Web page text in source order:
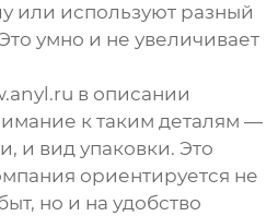
или используют разный
умно и не увеличивает
в описании
к таким деталям —
и вид упаковки. Это
ориентируется не
но и на удобство